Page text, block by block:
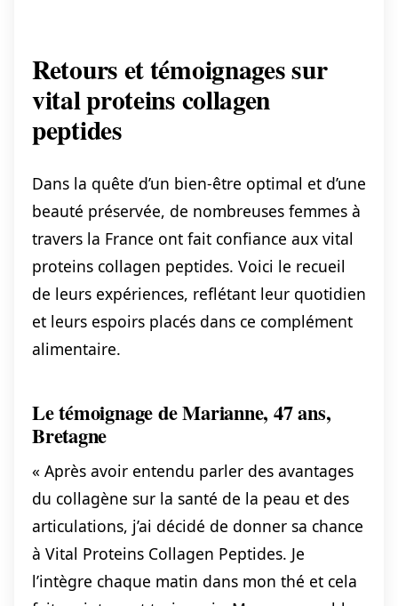
Retours et témoignages sur
vital proteins collagen
peptides
Dans la quête d’un bien-être optimal et d’une
beauté préservée, de nombreuses femmes à
travers la France ont fait confiance aux vital
proteins collagen peptides. Voici le recueil
de leurs expériences, reflétant leur quotidien
et leurs espoirs placés dans ce complément
alimentaire.
Le témoignage de Marianne, 47 ans,
Bretagne
« Après avoir entendu parler des avantages
du collagène sur la santé de la peau et des
articulations, j’ai décidé de donner sa chance
à Vital Proteins Collagen Peptides. Je
l’intègre chaque matin dans mon thé et cela